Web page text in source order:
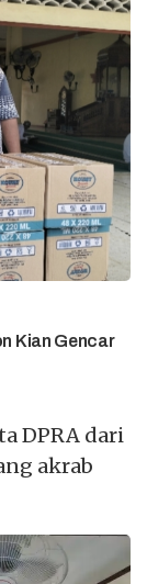
Kian Gencar
DPRA dari
akrab